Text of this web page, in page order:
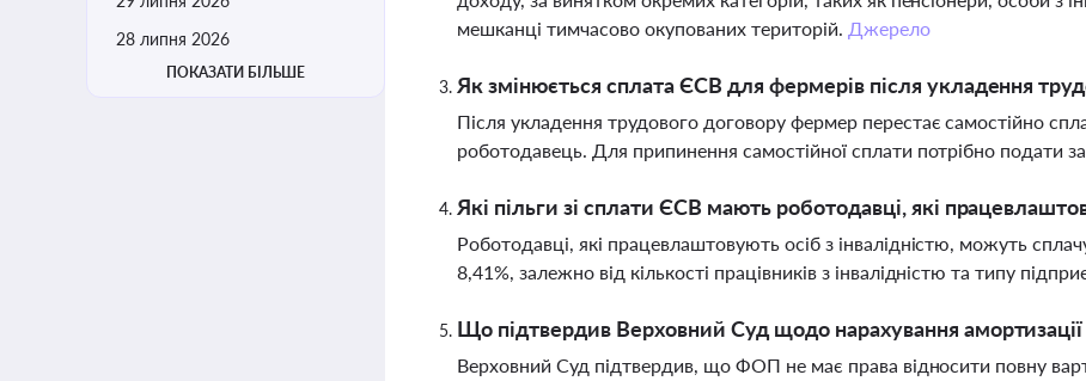
28 липня 2026
ПОКАЗАТИ БІЛЬШЕ
мешканці тимчасово окупованих територій. Джерело
Як змінюється сплата ЄСВ для фермерів після укладення
Після укладення трудового договору фермер перестає самостійно
роботодавець. Для припинення самостійної сплати потрібно подати
Які пільги зі сплати ЄСВ мають роботодавці, які
Роботодавці, які працевлаштовують осіб з інвалідністю, можуть
8,41%, залежно від кількості працівників з інвалідністю та типу
Що підтвердив Верховний Суд щодо нарахування
Верховний Суд підтвердив, що ФОП не має права відносити повну